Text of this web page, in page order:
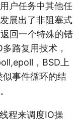
户任务中其他任
展出了非阻塞式
回一个特殊的错
路复用技术，
，BSD上
事件循环的结
程来调度IO操